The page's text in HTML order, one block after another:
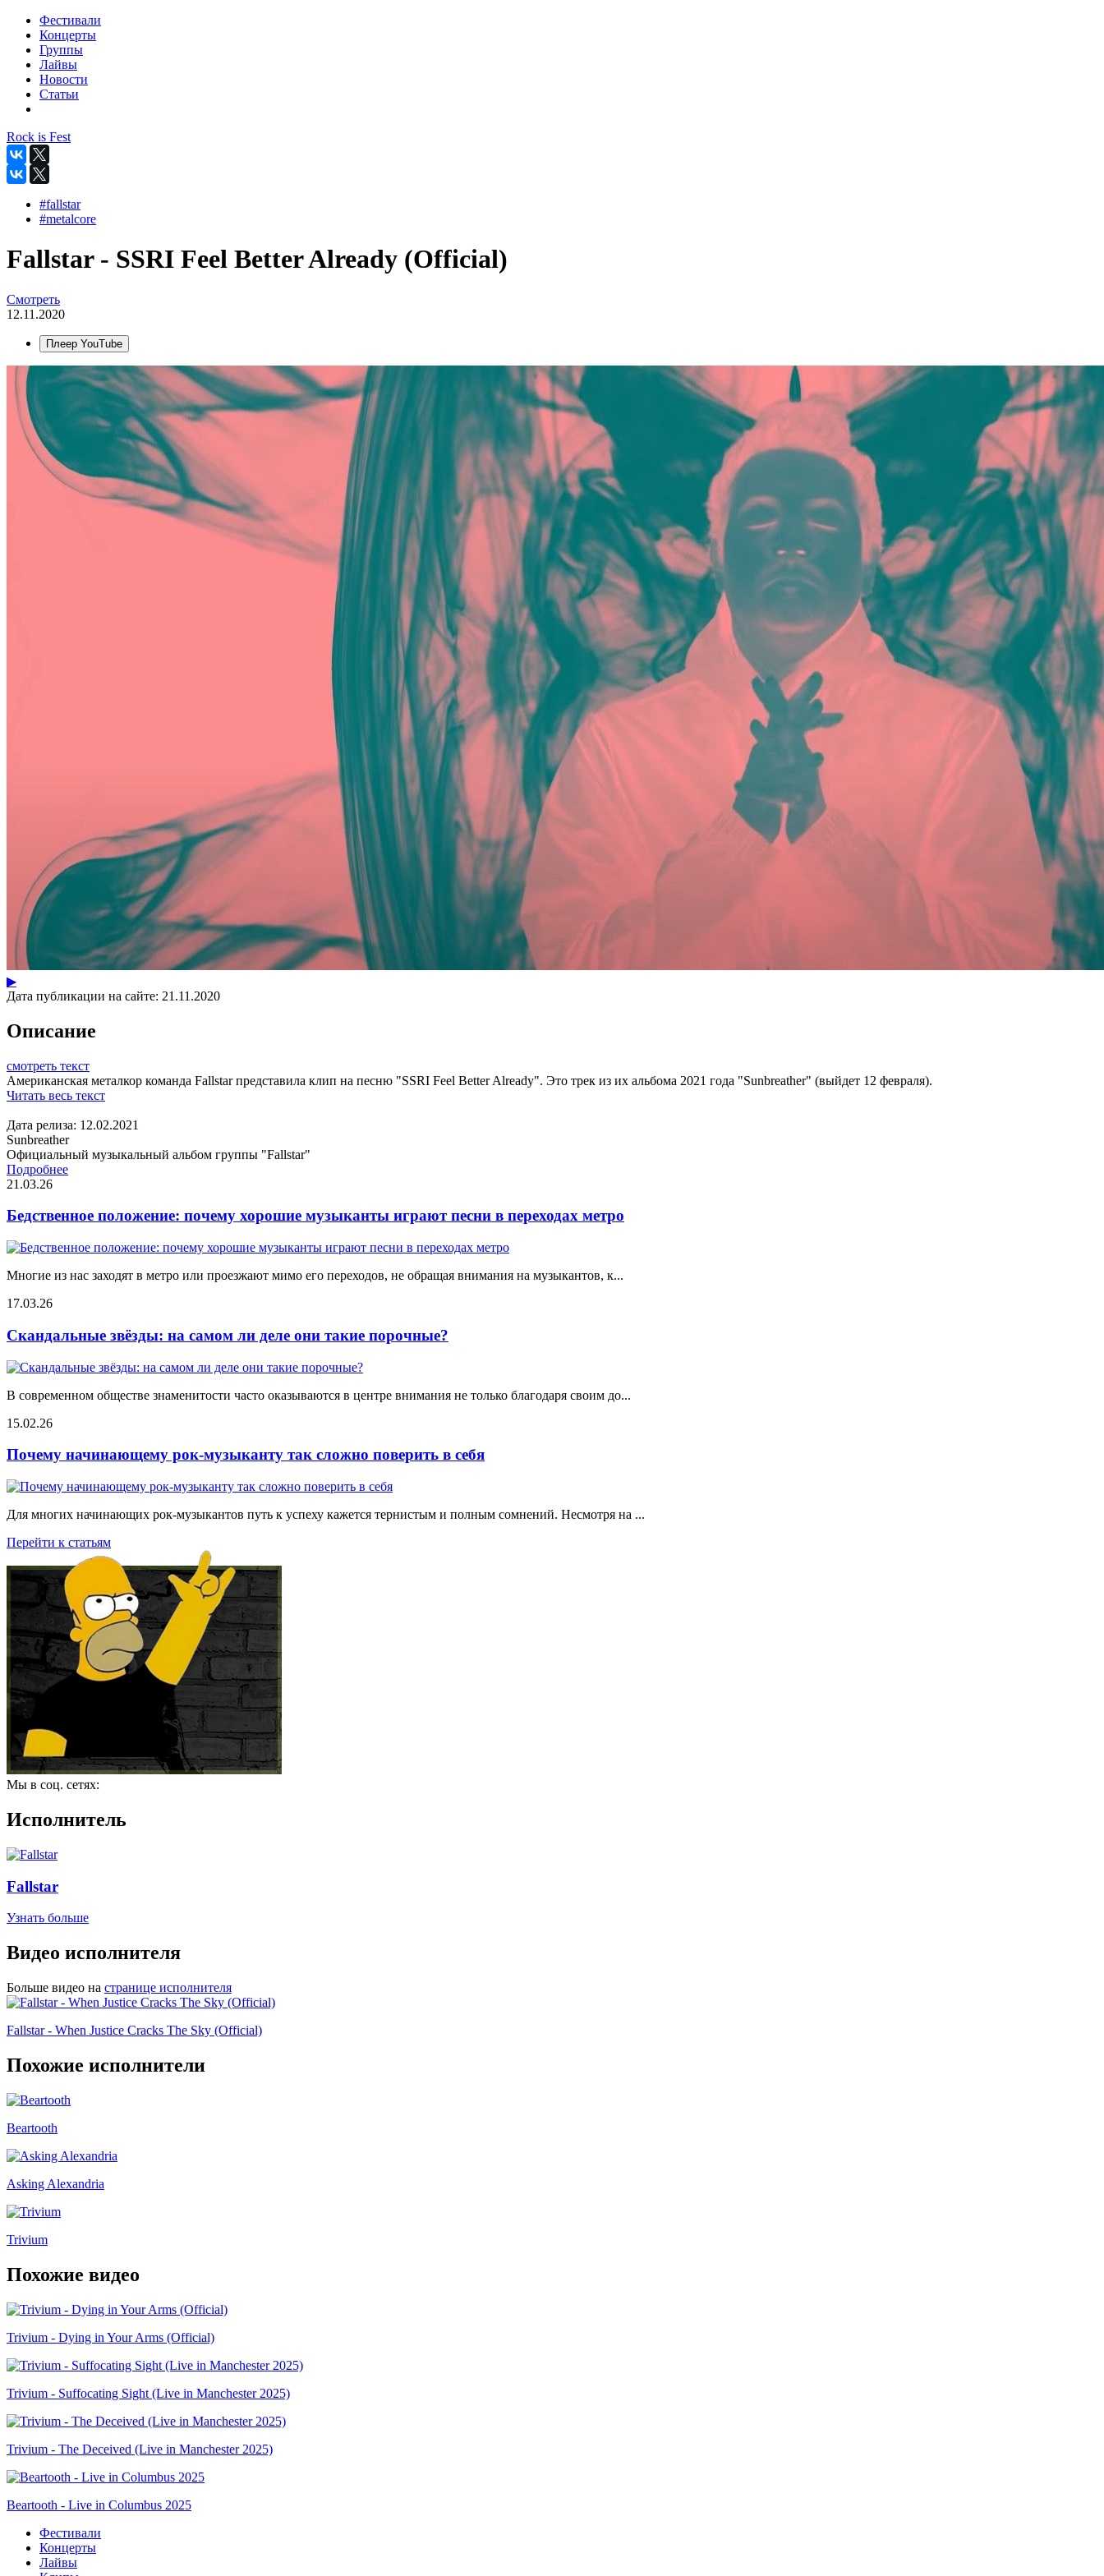
Фестивали
Концерты
Группы
Лайвы
Новости
Статьи
Rock is Fest
#fallstar
#metalcore
Fallstar - SSRI Feel Better Already (Official)
Смотреть
12.11.2020
Плеер YouTube
▶
Дата публикации на сайте: 21.11.2020
Описание
смотреть текст
Американская металкор команда Fallstar представила клип на песню "SSRI Feel Better Already". Это трек из их альбома 2021 года "Sunbreather" (выйдет 12 февраля).
Читать весь текст
Дата релиза: 12.02.2021
Sunbreather
Официальный музыкальный альбом группы "Fallstar"
Подробнее
21.03.26
Бедственное положение: почему хорошие музыканты играют песни в переходах метро
Многие из нас заходят в метро или проезжают мимо его переходов, не обращая внимания на музыкантов, к...
17.03.26
Скандальные звёзды: на самом ли деле они такие порочные?
В современном обществе знаменитости часто оказываются в центре внимания не только благодаря своим до...
15.02.26
Почему начинающему рок-музыканту так сложно поверить в себя
Для многих начинающих рок-музыкантов путь к успеху кажется тернистым и полным сомнений. Несмотря на ...
Перейти к статьям
Мы в соц. сетях:
Исполнитель
Fallstar
Узнать больше
Видео исполнителя
Больше видео на странице исполнителя
Fallstar - When Justice Cracks The Sky (Official)
Похожие исполнители
Beartooth
Asking Alexandria
Trivium
Похожие видео
Trivium - Dying in Your Arms (Official)
Trivium - Suffocating Sight (Live in Manchester 2025)
Trivium - The Deceived (Live in Manchester 2025)
Beartooth - Live in Columbus 2025
Фестивали
Концерты
Лайвы